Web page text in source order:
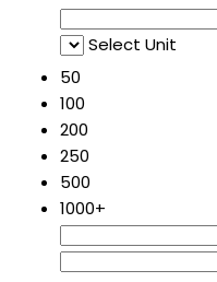
Select Unit
50
100
200
250
500
1000+